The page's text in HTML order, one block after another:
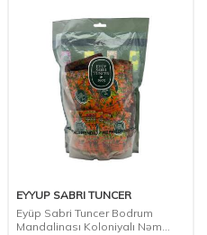
EYYUP SABRI TUNCER
Eyüp Sabri Tuncer Bodrum
Mandalinası Koloniyalı Nəm